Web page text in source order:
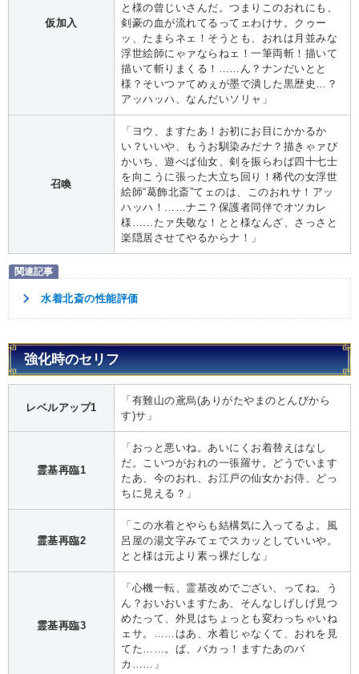
仮加入
と様の曾じいさんだ。つまりこのおれにも、
剣豪の血が流れてるってェわけサ。クゥー
ッ、たまらネェ！そうとも、おれは月並みな
浮世絵師にゃァならねェ！一筆両斬！描いて
描いて斬りまくる！……ん？ナンだいとと
様？そいつァてめぇが墨で潰した黒歴史…？
アッハッハ、なんだいソリャ」
召喚
「ヨウ、ますたあ！お初にお目にかかるか
い？いいや、もうお馴染みだナ？描きゃァぴ
かいち、遊べば仙女、剣を振らわば四十七士
を向こうに張った大立ち回り！稀代の女浮世
絵師“葛飾北斎”てェのは、このおれサ！アッ
ハッハ！……ナニ？保護者同伴でオツカレ
様……たァ失敬な！とと様なんざ、さっさと
楽隠居させてやるからナ！」
水着北斎の性能評価
強化時のセリフ
レベルアップ1
「有難山の鳶烏(ありがたやまのとんびから
す)サ」
霊基再臨1
「おっと悪いね。あいにくお着替えはなし
だ。こいつがおれの一張羅サ。どうでいます
たあ、今のおれ、お江戸の仙女かお侍、どっ
ちに見える？」
霊基再臨2
「この水着とやらも結構気に入ってるよ。風
呂屋の湯文字みてェでスカッとしていいや。
とと様は元より素っ裸だしな」
霊基再臨3
「心機一転、霊基改めでござい、ってね。う
ん？おいおいますたあ、そんなしげしげ見つ
めたって、外見はちょっとも変わっちゃいね
ェサ。……はあ、水着じゃなくて、おれを見
てた……。ば、バカっ！ますたあのバ
カ……」